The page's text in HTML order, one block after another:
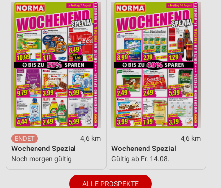
4,6 km
Wochenend Spezial
Noch morgen gültig
4,6 km
Wochenend Spezial
Gültig ab Fr. 14.08.
ALLE PROSPEKTE